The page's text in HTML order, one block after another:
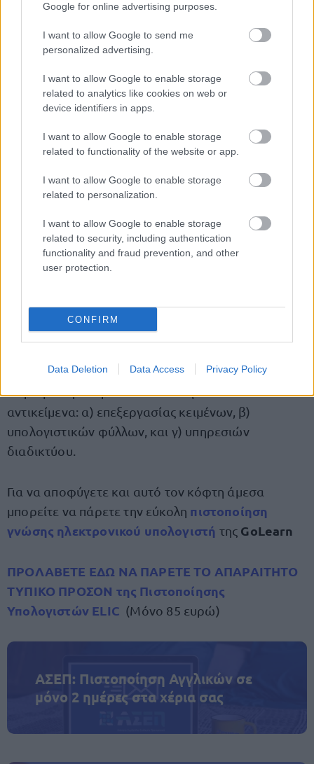
Google for online advertising purposes.
I want to allow Google to send me
personalized advertising.
I want to allow Google to enable storage
related to analytics like cookies on web or
device identifiers in apps.
I want to allow Google to enable storage
related to functionality of the website or app.
I want to allow Google to enable storage
related to personalization.
I want to allow Google to enable storage
related to security, including authentication
functionality and fraud prevention, and other
user protection.
CONFIRM
Data Deletion Data Access Privacy Policy
ΠΟΛΥ ΕΥΚΟΛΑ, άμεσα, εξ αποστάσεως και μόνο με
τηλεξέταση σε READING - LISTENING
Πληρώνετε 9
5 ευρώ (έκπτωση Ιανουαρίου) και
κλείνετε ΤΗΛΕΞΕΤΑΣΗ
ΠΡΟΛΑΒΕΤΕ ΕΔΩ
Μοριοδότηση με Εξ αποστάσεως Πιστοποίηση
Αγγλικών εύκολα και ευέλικτα από το σπίτι με
ΤΗΛΕΞΕΤΑΣΗ ΜΟΝΟ σε Reading - Listening
(Μόνο 95 ευρώ)
Δημοτική Αστυνομία θεωρείται η γνώση
χειρισμού ηλεκτρονικών υπολογιστών στα
αντικείμενα: α) επεξεργασίας κειμένων, β)
υπολογιστικών φύλλων, και γ) υπηρεσιών
διαδικτύου.
Για να αποφύγετε και αυτό τον κόφτη άμεσα
μπορείτε να πάρετε την εύκολη πιστοποίηση
γνώσης ηλεκτρονικού υπολογιστή της GoLearn
ΠΡΟΛΑΒΕΤΕ ΕΔΩ ΝΑ ΠΑΡΕΤΕ ΤΟ ΑΠΑΡΑΙΤΗΤΟ
ΤΥΠΙΚΟ ΠΡΟΣΟΝ της Πιστοποίησης
Υπολογιστών ELIC (Μόνο 85 ευρώ)
ΑΣΕΠ: Πιστοποίηση Αγγλικών σε
μόνο 2 ημέρες στα χέρια σας